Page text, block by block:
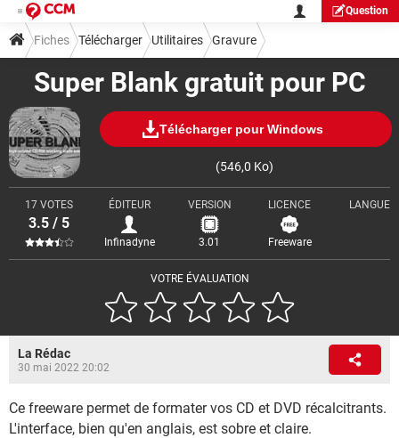
Question
Super Blank gratuit pour PC
Télécharger pour Windows
(546,0 Ko)
VOTRE ÉVALUATION
17 VOTES
3.5 / 5
ÉDITEUR
Infinadyne
VERSION
3.01
LICENCE
Freeware
LANGUE
Fiches Télécharger Utilitaires Gravure
La Rédac
30 mai 2022 20:02
Ce freeware permet de formater vos CD et DVD récalcitrants.
L'interface, bien qu'en anglais, est sobre et claire.